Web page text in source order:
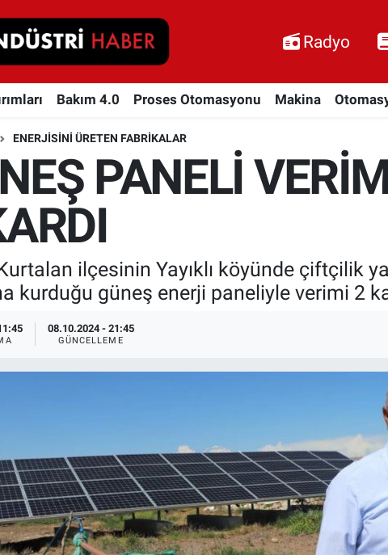
Radyo
Bakım 4.0 Proses Otomasyonu Makina
ENERJISINI ÜRETEN FABRIKALAR
PANELİ
ilçesinin Yayıklı köyünde çiftçilik
kurduğu güneş enerji paneliyle verimi 2
08.10.2024 - 21:45
GÜNCELLEME